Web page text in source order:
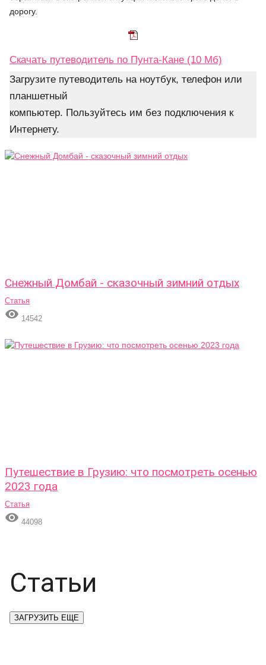
дорогу.
Скачать путеводитель по Пунта-Кане (10 Мб)
Загрузите путеводитель на ноутбук, телефон или
планшетный
компьютер. Пользуйтесь им без подключения к
Интернету.
Снежный Домбай - сказочный зимний отдых
Статья
 14542
Путешествие в Грузию: что посмотреть осенью
2023 года
Статья
 44098
Статьи
ЗАГРУЗИТЬ ЕЩЕ